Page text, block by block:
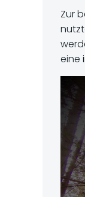
Zur
eine